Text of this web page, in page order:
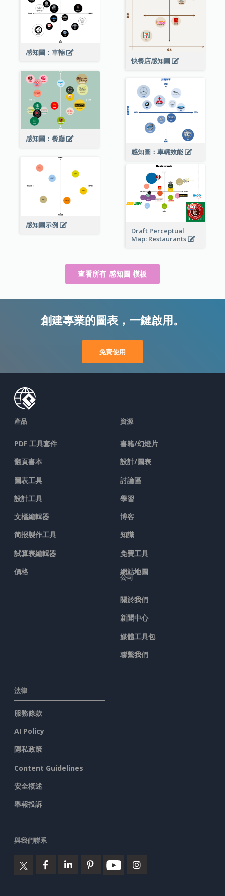
感知圖：車輛
快餐店感知圖
感知圖：餐廳
感知圖：車輛效能
感知圖示例
Draft Perceptual
Map: Restaurants
查看所有 感知圖 模板
創建專業的圖表，一鍵啟用。
免費使用
產品
PDF 工具套件
翻頁書本
圖表工具
設計工具
文檔編輯器
简报製作工具
試算表編輯器
價格
資源
書籍/幻燈片
設計/圖表
討論區
學習
博客
知識
免費工具
網站地圖
公司
關於我們
新聞中心
媒體工具包
聯繫我們
法律
服務條款
AI Policy
隱私政策
Content Guidelines
安全概述
舉報投訴
與我們聯系